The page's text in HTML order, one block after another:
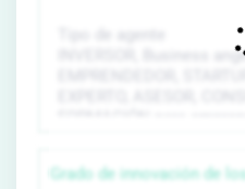
Grado de innovación de